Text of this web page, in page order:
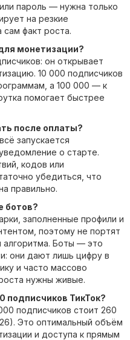
пароль — нужна только
на резкие
сам факт роста.
монетизации?
он открывает
10 000 подписчиков
а 100 000 — к
помогает быстрее
после оплаты?
запускается
о старте.
кодов или
убедиться, что
правильно.
ботов?
заполненные профили и
поэтому не портят
алгоритма. Боты — это
они дают лишь цифру в
и часто массово
нужны живые.
подписчиков ТикТок?
подписчиков стоит 260
Это оптимальный объём
и доступа к прямым